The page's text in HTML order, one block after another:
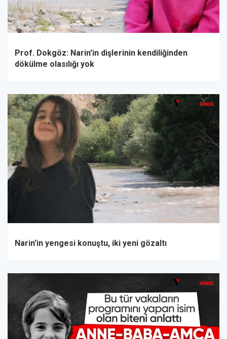
Prof. Dokgöz: Narin'in dişlerinin kendiliğinden
dökülme olasılığı yok
Narin'in yengesi konuştu, iki yeni gözaltı